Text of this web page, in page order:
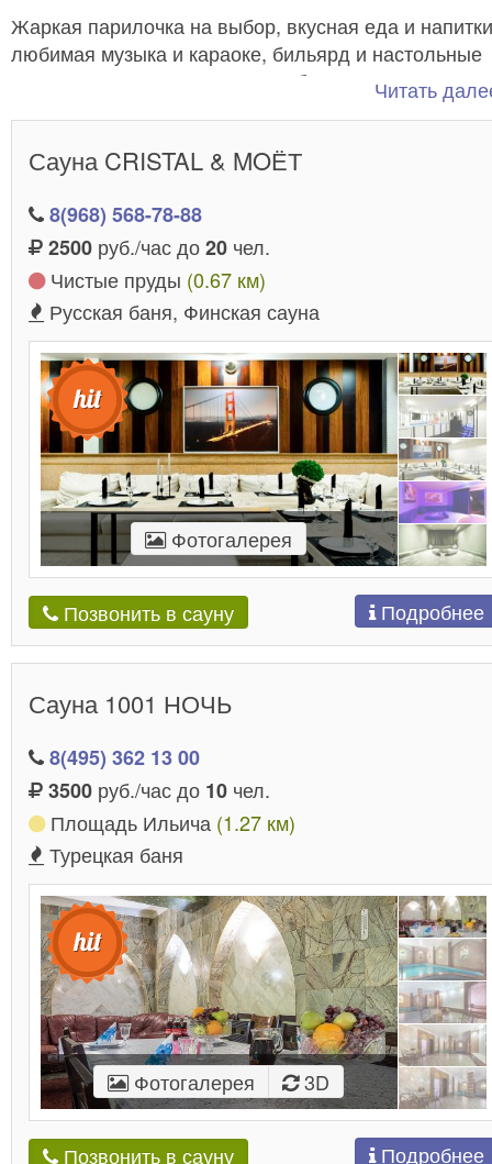
Жаркая парилочка на выбор, вкусная еда и
любимая музыка и караоке, бильярд и настольные
предложат вам бани и сауны возле
переулка Орликов, с их приятными
Читать
Сауна CRISTAL & MOЁТ
8(968) 568-78-88
2500 руб./час до20 чел.
Чистые пруды (0.67 км)
Русская баня, Финская сауна
Фотогалерея
Позвонить в сауну Подробнее
Сауна 1001 НОЧЬ
8(495) 362 13 00
3500 руб./час до 10 чел.
Площадь Ильича (1.27 км)
Турецкая баня
Фотогалерея 3D
Позвонить в сауну Подробнее